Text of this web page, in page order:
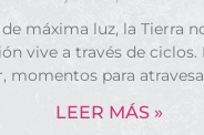
máxima luz, la Tierra
vive a través de
momentos para
LEER MÁS »